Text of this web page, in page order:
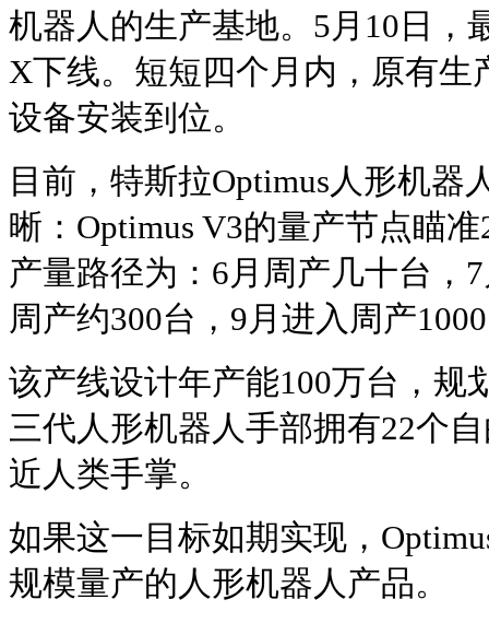
机器人的生产基地。5月10日，
X下线。短短四个月内，原有生
设备安装到位。
目前，特斯拉Optimus人形机器
晰：Optimus V3的量产节点瞄
产量路径为：6月周产几十台，
周产约300台，9月进入周产
该产线设计年产能100万台，规
三代人形机器人手部拥有22个
近人类手掌。
如果这一目标如期实现，
规模量产的人形机器人产品。